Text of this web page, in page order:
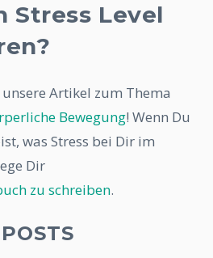
Stress Level
Artikel zum Thema
Bewegung! Wenn Du
was Stress bei Dir im
Dir
zu schreiben.